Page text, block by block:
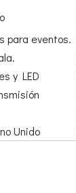
para eventos.
y LED
Unido